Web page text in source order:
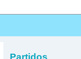
Partidos